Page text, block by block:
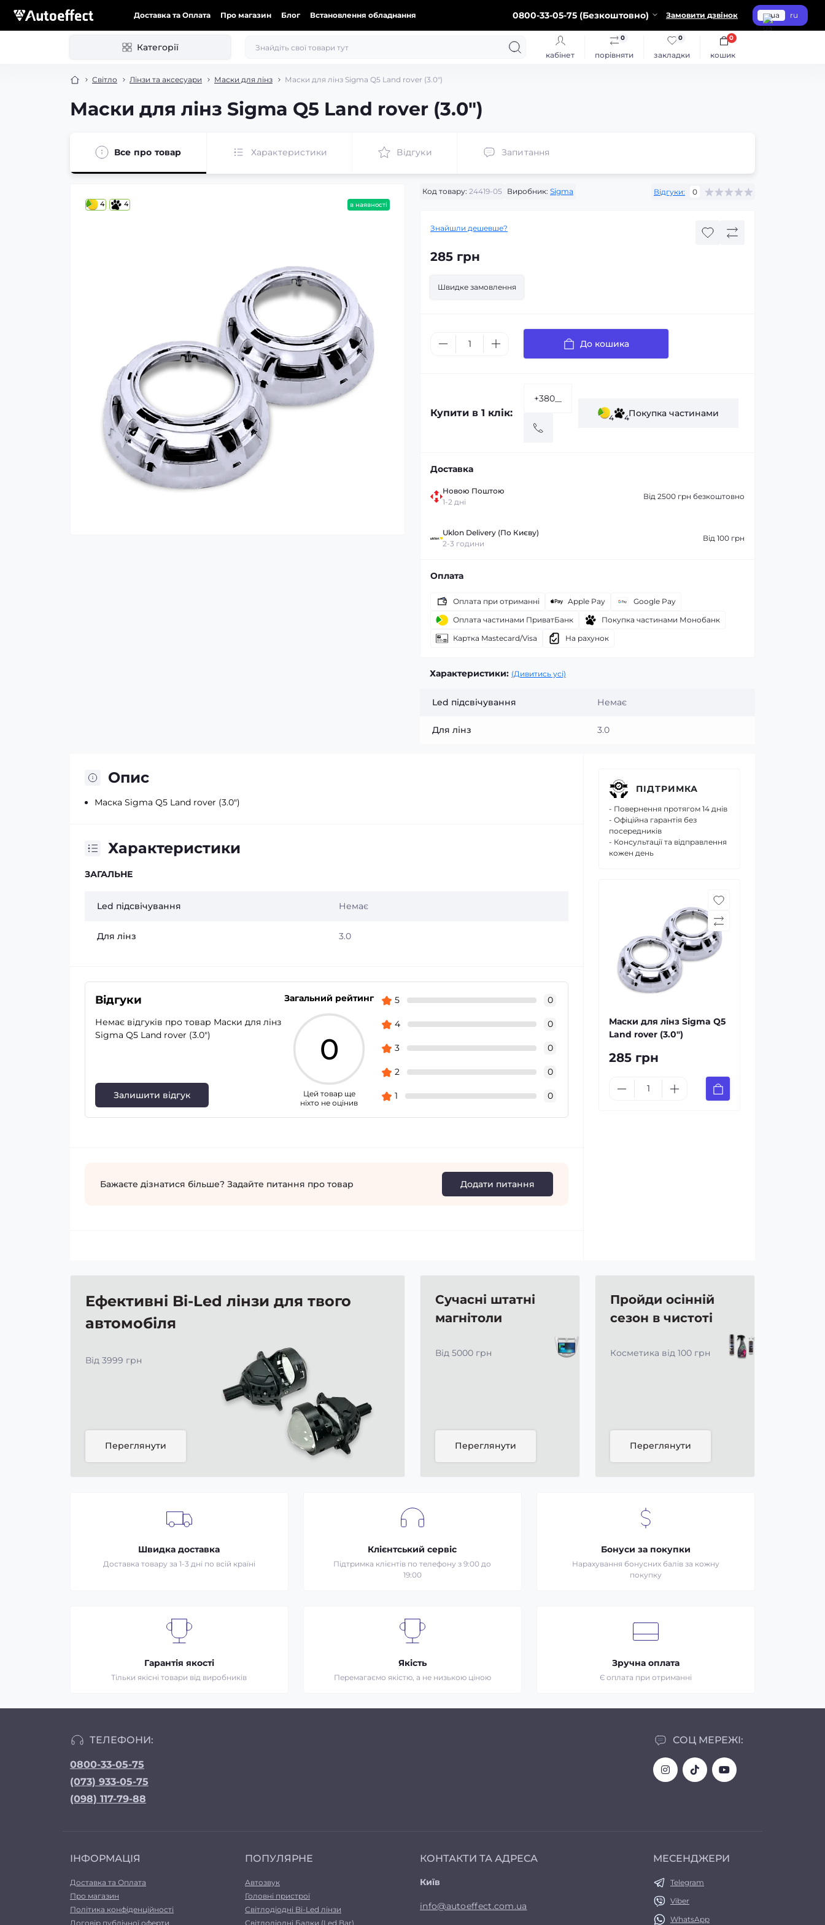
Доставка та Оплата Про магазин Блог Встановлення обладнання 0800-33-05-75 (Безкоштовно) Замовити дзвінок ua ru
Категорії
кабінет порівняти
0
закладки
0
кошик
0
Світло Лінзи та аксесуари Маски для лінз Маски для лінз Sigma Q5 Land rover (3.0")
Маски для лінз Sigma Q5 Land rover (3.0")
Все про товар Характеристики Відгуки Запитання
4 4 в наявності
Код товару: 24419-05 Виробник: Sigma Відгуки: 0
Знайшли дешевше?
285 грн
Швидке замовлення
До кошика
Купити в 1 клік: 4 4Покупка частинами
Доставка
Новою Поштою
1-2 дні
Від 2500 грн безкоштовно
Uklon Delivery (По Києву)
2-3 години
Від 100 грн
Оплата
Оплата при отриманні Apple Pay
Google Pay
Оплата частинами ПриватБанк
Покупка частинами Монобанк
Картка Mastecard/Visa
На рахунок
Характеристики: (Дивитись усі)
Led підсвічування Немає
Для лінз 3.0
Опис
Маска Sigma Q5 Land rover (3.0")
Характеристики
ЗАГАЛЬНЕ
Led підсвічування Немає
Для лінз 3.0
Відгуки
Немає відгуків про товар Маски для лінз
Sigma Q5 Land rover (3.0")
Залишити відгук
Загальний рейтинг
0
Цей товар ще
ніхто не оцінив
5 0
4 0
3 0
2 0
1 0
Бажаєте дізнатися більше? Задайте питання про товар Додати питання
ПІДТРИМКА
- Повернення протягом 14 днів
- Офіційна гарантія без
посередників
- Консультації та відправлення
кожен день
Маски для лінз Sigma Q5
Land rover (3.0")
285 грн
Ефективні Bi-Led лінзи для твого
автомобіля
Від 3999 грн
Переглянути
Сучасні штатні
магнітоли
Від 5000 грн
Переглянути
Пройди осінній
сезон в чистоті
Косметика від 100 грн
Переглянути
Швидка доставка
Доставка товару за 1-3 дні по всій країні
Клієнтський сервіс
Підтримка клієнтів по телефону з 9:00 до
19:00
Бонуси за покупки
Нарахування бонусних балів за кожну
покупку
Гарантія якості
Тільки якісні товари від виробників
Якість
Перемагаємо якістю, а не низькою ціною
Зручна оплата
Є оплата при отриманні
ТЕЛЕФОНИ:
0800-33-05-75
(073) 933-05-75
(098) 117-79-88
СОЦ МЕРЕЖІ:
ІНФОРМАЦІЯ
Доставка та Оплата
Про магазин
Політика конфіденційності
Договір публічної оферти
ПОПУЛЯРНЕ
Автозвук
Головні пристрої
Світлодіодні Bi-Led лінзи
Світлодіодні Балки (Led Bar)
КОНТАКТИ ТА АДРЕСА
Київ
info@autoeffect.com.ua
МЕСЕНДЖЕРИ
Telegram
Viber
WhatsApp